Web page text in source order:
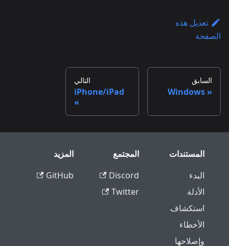
تعديل هذه
الصفحة
السابق
Windows
التالي
iPhone/iPad
المستندات
البدء
الأدلة
استكشاف
الأخطاء
وإصلاحها
المجتمع
Discord
Twitter
المزيد
GitHub